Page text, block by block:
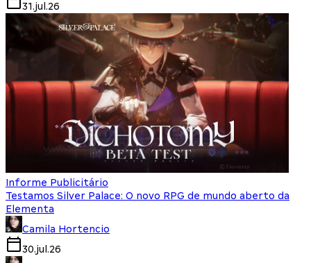
31.jul.26
Informe Publicitário
Testamos Silver Palace: O novo RPG de mundo aberto da
Elementa
Camila Hortencio
30.jul.26